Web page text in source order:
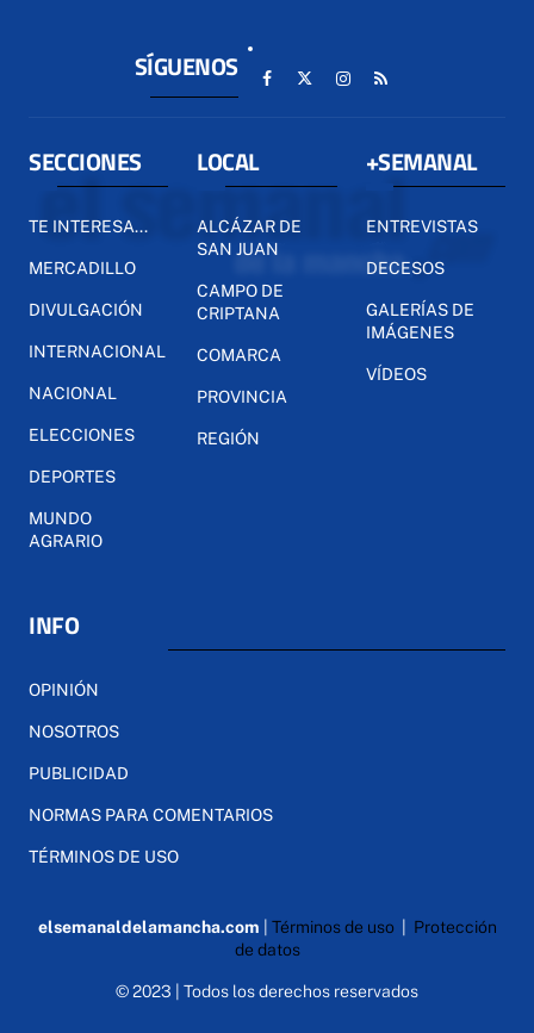
SÍGUENOS
SECCIONES
TE INTERESA...
MERCADILLO
DIVULGACIÓN
INTERNACIONAL
NACIONAL
ELECCIONES
DEPORTES
MUNDO
AGRARIO
LOCAL
ALCÁZAR DE
SAN JUAN
CAMPO DE
CRIPTANA
COMARCA
PROVINCIA
REGIÓN
+SEMANAL
ENTREVISTAS
DECESOS
GALERÍAS DE
IMÁGENES
VÍDEOS
INFO
OPINIÓN
NOSOTROS
PUBLICIDAD
NORMAS PARA COMENTARIOS
TÉRMINOS DE USO
elsemanaldelamancha.com Términos de uso| Protección
de datos
© 2023 | Todos los derechos reservados